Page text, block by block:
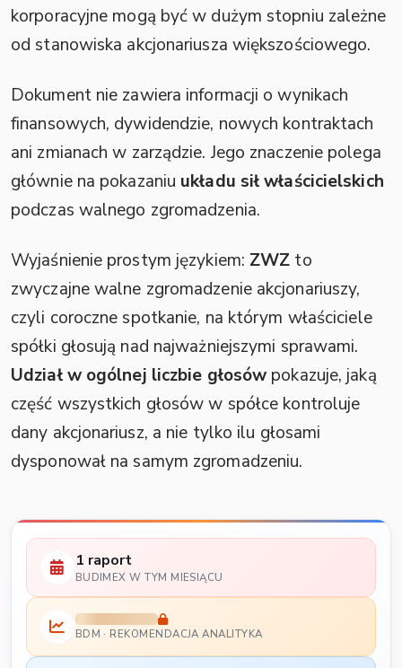
korporacyjne mogą być w dużym stopniu zależne
od stanowiska akcjonariusza większościowego.
Dokument nie zawiera informacji o wynikach
finansowych, dywidendzie, nowych kontraktach
ani zmianach w zarządzie. Jego znaczenie polega
głównie na pokazaniu układu sił właścicielskich
podczas walnego zgromadzenia.
Wyjaśnienie prostym językiem: ZWZ to
zwyczajne walne zgromadzenie akcjonariuszy,
czyli coroczne spotkanie, na którym właściciele
spółki głosują nad najważniejszymi sprawami.
Udział w ogólnej liczbie głosów pokazuje, jaką
część wszystkich głosów w spółce kontroluje
dany akcjonariusz, a nie tylko ilu głosami
dysponował na samym zgromadzeniu.
1 raport
BUDIMEX W TYM MIESIĄCU
BDM · REKOMENDACJA ANALITYKA